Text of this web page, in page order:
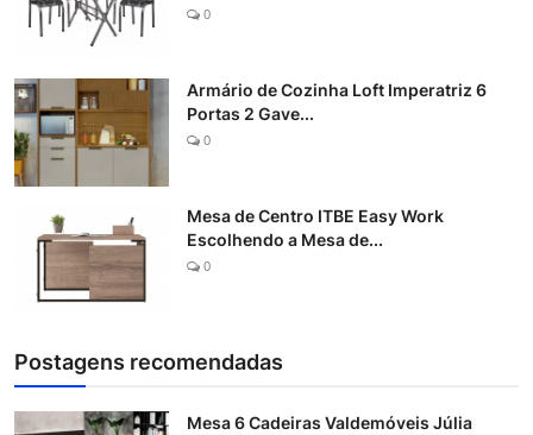
0
Armário de Cozinha Loft Imperatriz 6
Portas 2 Gave...
0
Mesa de Centro ITBE Easy Work
Escolhendo a Mesa de...
0
Postagens recomendadas
Mesa 6 Cadeiras Valdemóveis Júlia